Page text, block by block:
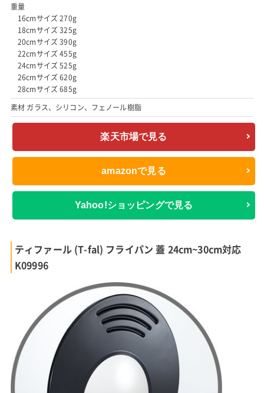
重量
16cmサイズ 270g
18cmサイズ 325g
20cmサイズ 390g
22cmサイズ 455g
24cmサイズ 525g
26cmサイズ 620g
28cmサイズ 685g
素材 ガラス、シリコン、フェノール樹脂
楽天市場で見る
amazonで見る
Yahoo!ショッピングで見る
ティファール (T-fal) フライパン 蓋 24cm~30cm対応
K09996